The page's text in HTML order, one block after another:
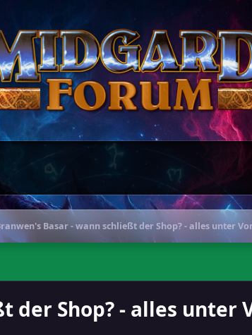
Basar - wann schließt der Shop? - alles unter
der Shop? - alles unter